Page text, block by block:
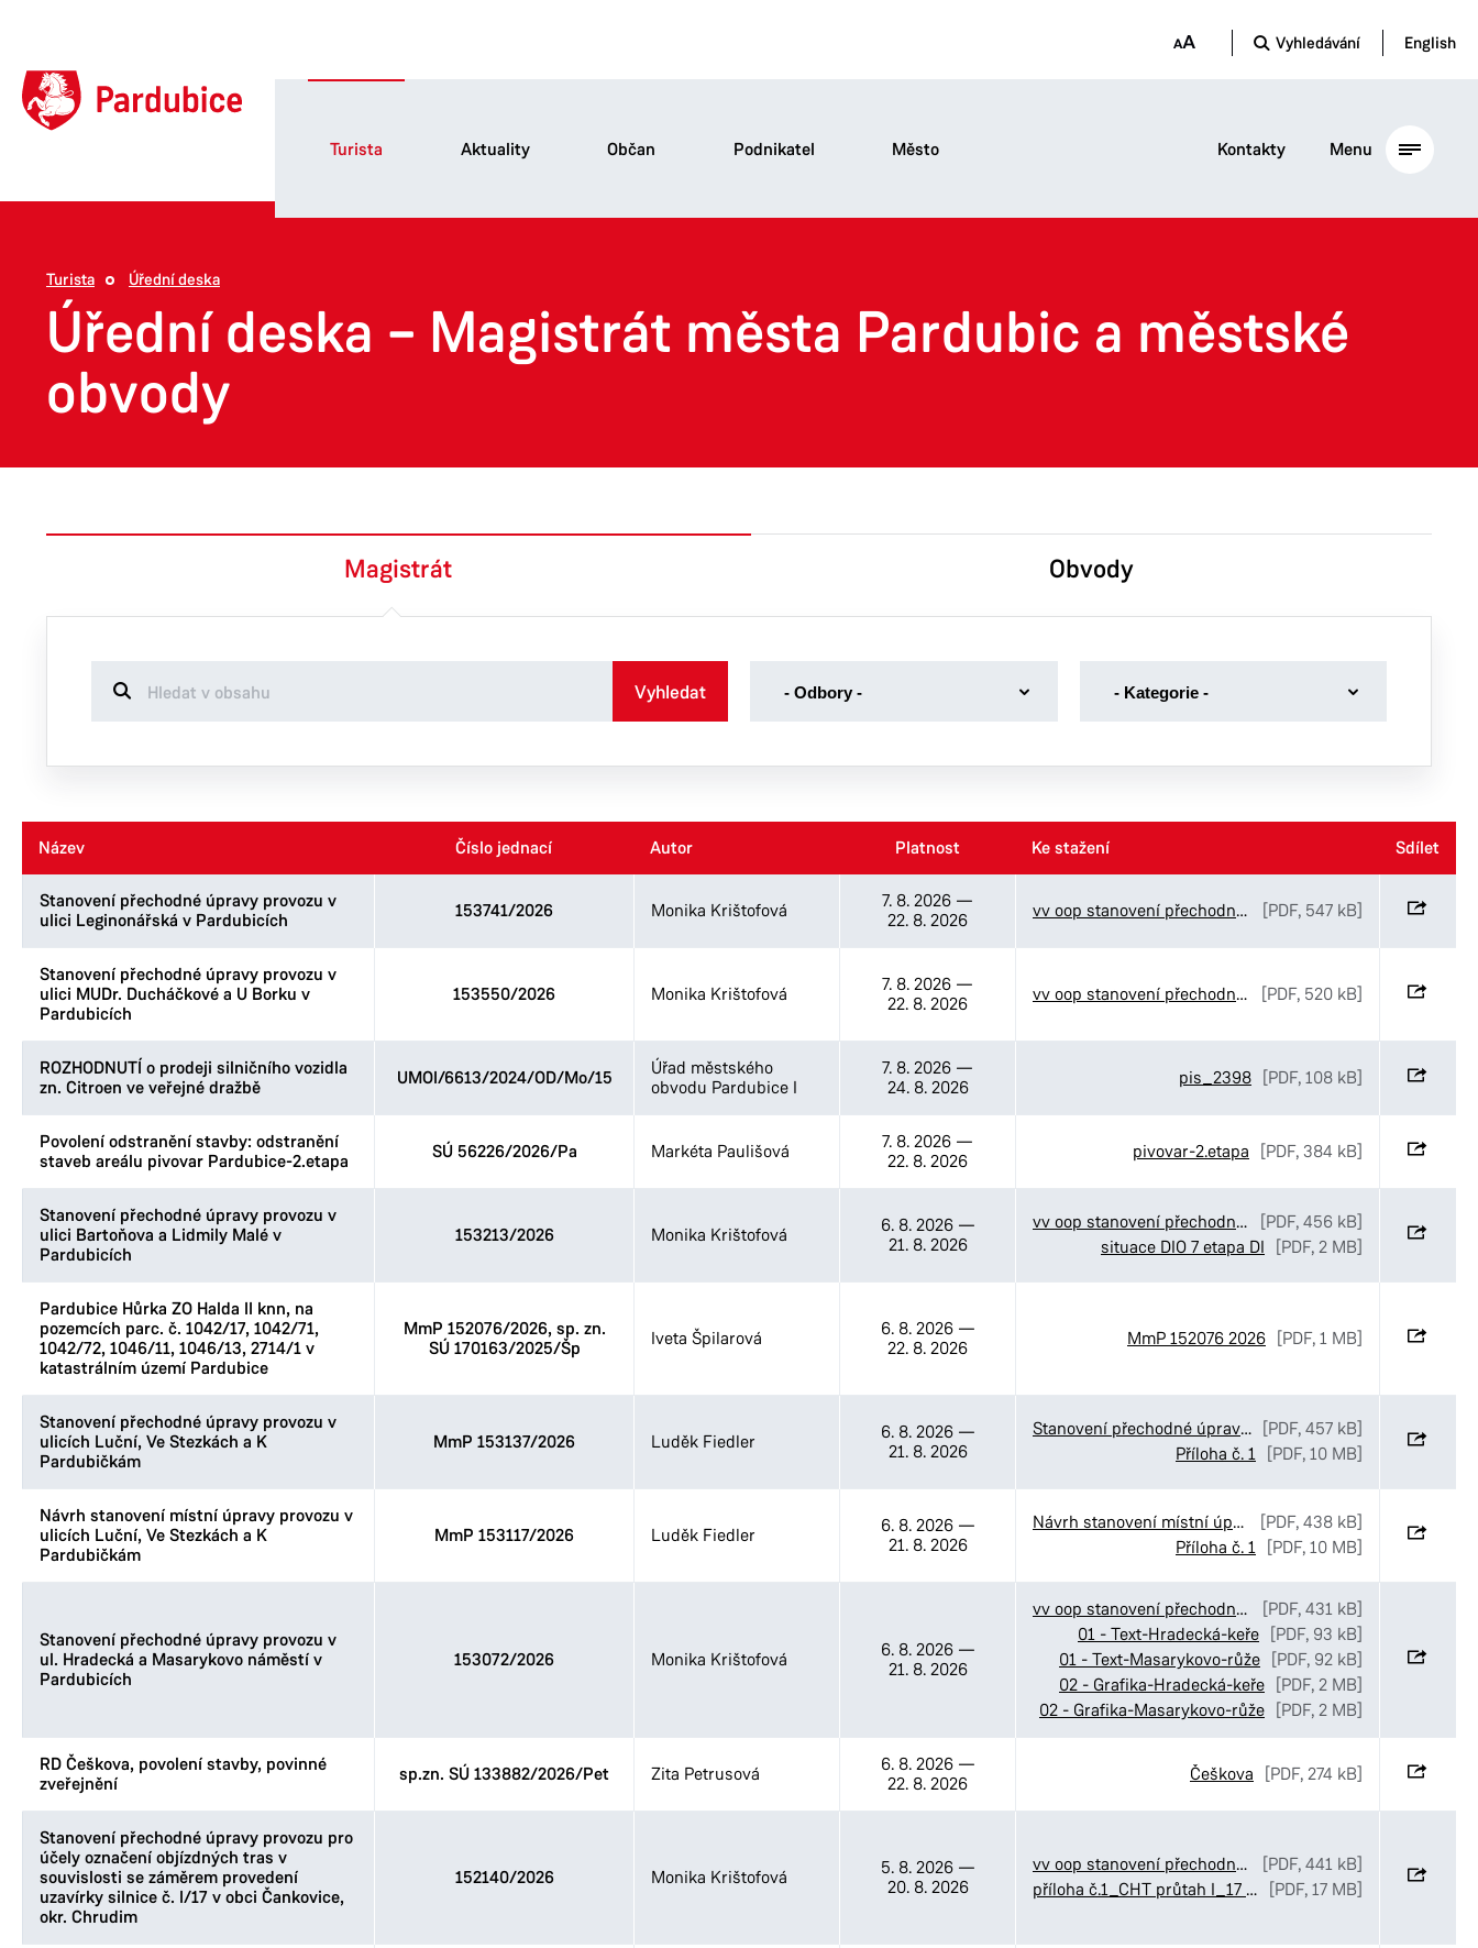
Vyhledávání English
Turista Aktuality Občan Podnikatel Město Kontakty Menu
Turista Úřední deska
Úřední deska – Magistrát města Pardubic a městské
obvody
Magistrát Obvody
Vyhledat
Odbory- Odbory -
Odbor ekonomický
Odbor majetku a investic
Odbor správních agend
Odbor školství, kultury a
Odbor životního prostředí
Stavební úřad
Kategorie
- Kategorie -
Volby
Název Číslo jednací Autor Platnost Ke stažení Sdílet
Stanovení přechodné úpravy provozu v
ulici Leginonářská v Pardubicích
153741/2026 Monika Krištofová 7. 8. 2026 —
22. 8. 2026
vv oop stanovení přechodné úpravy Smažilová Legionářská [PDF, 547 kB]
Stanovení přechodné úpravy provozu v
ulici MUDr. Ducháčkové a U Borku v
Pardubicích
153550/2026 Monika Krištofová 7. 8. 2026 —
22. 8. 2026
vv oop stanovení přechodné úpravy Maping MUDr. Ducháčkové [PDF, 520 kB]
ROZHODNUTÍ o prodeji silničního vozidla
zn. Citroen ve veřejné dražbě
UMOI/6613/2024/OD/Mo/15
Úřad městského
obvodu Pardubice I
7. 8. 2026 —
24. 8. 2026
pis_2398 [PDF, 108 kB]
Povolení odstranění stavby: odstranění
staveb areálu pivovar Pardubice-2.etapa
SÚ 56226/2026/Pa Markéta Paulišová 7. 8. 2026 —
22. 8. 2026
pivovar-2.etapa [PDF, 384 kB]
Stanovení přechodné úpravy provozu v
ulici Bartoňova a Lidmily Malé v
Pardubicích
153213/2026 Monika Krištofová 6. 8. 2026—
21. 8. 2026
vv oop stanovení přechodné úpravy SmP Bartoňova
[PDF, 456 kB]
situace DIO 7 etapa DI
[PDF, 2 MB]
Pardubice Hůrka ZO Halda II knn, na
pozemcích parc. č. 1042/17, 1042/71,
1042/72, 1046/11, 1046/13, 2714/1 v
katastrálním území Pardubice
MmP 152076/2026, sp. zn.
SÚ 170163/2025/Šp
Iveta Špilarová 6. 8. 2026—
22. 8. 2026
MmP 152076 2026 [PDF, 1 MB]
Stanovení přechodné úpravy provozu v
ulicích Luční, Ve Stezkách a K
Pardubičkám
MmP 153137/2026 Luděk Fiedler 6. 8. 2026—
21. 8. 2026
Stanovení přechodné úpravy provozu v ulicích Luční_Ve Stezkách a K Pardubičkám v Pardubicích [PDF, 457 kB]
Příloha č. 1 [PDF, 10 MB]
Návrh stanovení místní úpravy provozu v
ulicích Luční, Ve Stezkách a K
Pardubičkám
MmP 153117/2026 Luděk Fiedler 6. 8. 2026—
21. 8. 2026
Návrh stanovení místní úpravy provozu v ulicích Luční_Ve Stezkách a K Pardubičkám
[PDF, 438 kB]
Příloha č. 1 [PDF, 10 MB]
Stanovení přechodné úpravy provozu v
ul. Hradecká a Masarykovo náměstí v
Pardubicích
153072/2026 Monika Krištofová 6. 8. 2026—
21. 8. 2026
vv oop stanovení přechodné úpravy MOI středové ostrůvky
[PDF, 431 kB]
01 - Text-Hradecká-keře [PDF, 93 kB]
01 - Text-Masarykovo-růže [PDF, 92 kB]
02 - Grafika-Hradecká-keře [PDF, 2 MB]
02 - Grafika-Masarykovo-růže [PDF, 2 MB]
RD Češkova, povolení stavby, povinné
zveřejnění
sp.zn. SÚ 133882/2026/Pet Zita Petrusová 6. 8. 2026—
22. 8. 2026
Češkova [PDF, 274 kB]
Stanovení přechodné úpravy provozu pro
účely označení objízdných tras v
souvislosti se záměrem provedení
uzavírky silnice č. I/17 v obci Čankovice,
okr. Chrudim
152140/2026 Monika Krištofová 5. 8. 2026—
20. 8. 2026
vv oop stanovení přechodné úpravy provozu CHládek Tintěra Čankovice objízdná trasa
[PDF, 441 kB]
příloha č.1_CHT průtah I_17 Čankovice
[PDF, 17 MB]
Název Číslo jednací Autor Platnost Ke stažení Sdílet